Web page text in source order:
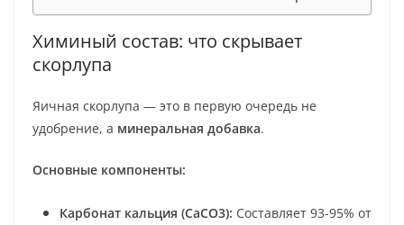
Химиный состав: что скрывает
скорлупа
Яичная скорлупа — это в первую очередь не
удобрение, а минеральная добавка.
Основные компоненты:
Карбонат кальция (CaCO3): Составляет 93-95% от